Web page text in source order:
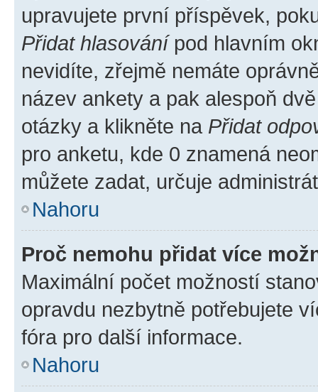
upravujete první příspěvek,
Přidat hlasovánípod hlavním
nevidíte, zřejmě nemáte
název ankety a pak alespoň
otázky a klikněte na Přidat
pro anketu, kde 0 znamená
můžete zadat, určuje
Nahoru
Proč nemohu přidat více
Maximální počet možností
opravdu nezbytně potřebujete
fóra pro další informace.
Nahoru